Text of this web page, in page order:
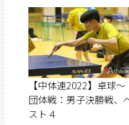
【中体連2022】卓球〜
団体戦：男子決勝戦、
スト４